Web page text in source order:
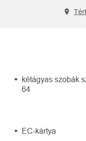
kétágyas szobák
64
EC-kártya